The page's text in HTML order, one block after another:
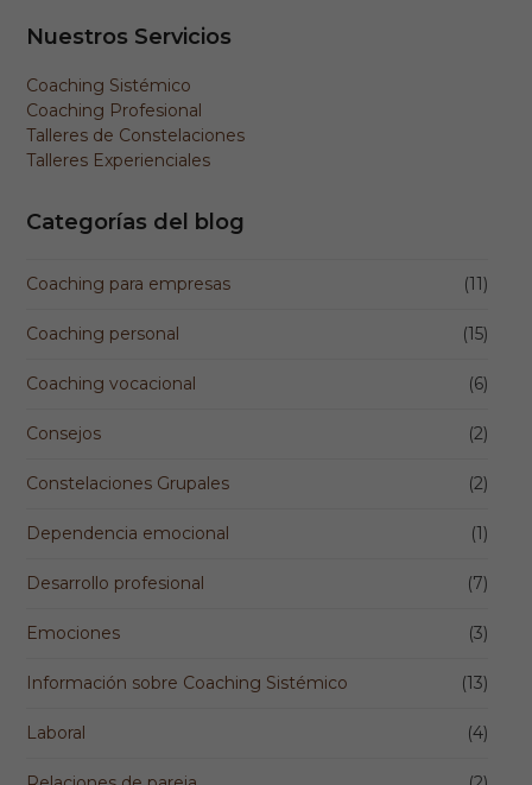
Nuestros Servicios
Coaching Sistémico
Coaching Profesional
Talleres de Constelaciones
Talleres Experienciales
Categorías del blog
Coaching para empresas (11)
Coaching personal (15)
Coaching vocacional (6)
Consejos (2)
Constelaciones Grupales (2)
Dependencia emocional (1)
Desarrollo profesional (7)
Emociones (3)
Información sobre Coaching Sistémico (13)
Laboral (4)